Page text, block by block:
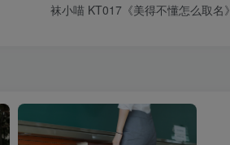
袜小喵 KT017《美得不懂怎么取名》